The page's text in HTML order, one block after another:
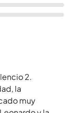
2.
la
muy